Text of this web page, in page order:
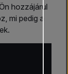
sötét
, valamint
hozzájárul
mi pedig a